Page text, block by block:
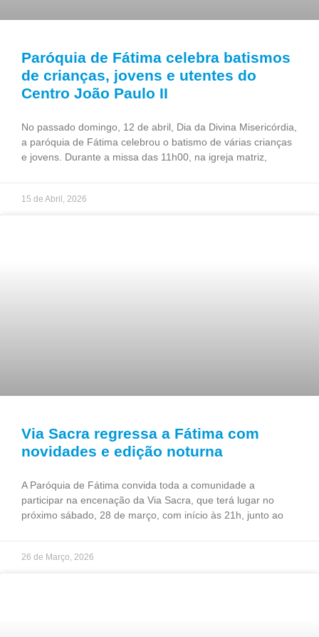
Paróquia de Fátima celebra batismos
de crianças, jovens e utentes do
Centro João Paulo II
No passado domingo, 12 de abril, Dia da Divina Misericórdia,
a paróquia de Fátima celebrou o batismo de várias crianças
e jovens. Durante a missa das 11h00, na igreja matriz,
15 de Abril, 2026
Via Sacra regressa a Fátima com
novidades e edição noturna
A Paróquia de Fátima convida toda a comunidade a
participar na encenação da Via Sacra, que terá lugar no
próximo sábado, 28 de março, com início às 21h, junto ao
26 de Março, 2026